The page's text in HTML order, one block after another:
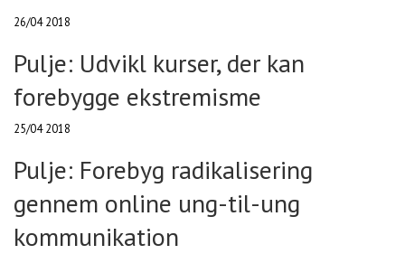
26/04 2018
Pulje: Udvikl kurser, der kan
forebygge ekstremisme
25/04 2018
Pulje: Forebyg radikalisering
gennem online ung-til-ung
kommunikation